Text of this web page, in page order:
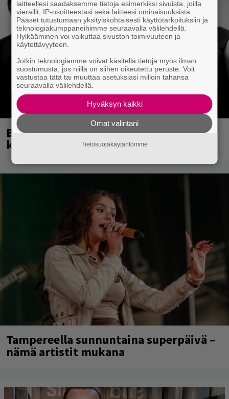
Blind Channel palasi tauolta – tältä
kuulostaa uusi musiikki
Tampereella sunnuntaina superpäivä –
nämä artistit mukana
laitteellesi saadaksemme tietoja esimerkiksi sivuista, joilla
vierailit, IP-osoitteestasi sekä laitteesi ominaisuuksista.
Pääset tutustumaan yksityiskohtaisesti käyttötarkoituksiin ja
teknologiakumppaneihimme seuraavalla välilehdellä.
Hylkääminen voi vaikuttaa sivuston toimivuuteen ja
käytettävyyteen.
Jotkin teknologiamme voivat käsitellä tietoja myös ilman
suostumusta, jos niillä on siihen oikeutettu peruste. Voit
vastustaa tätä tai muuttaa asetuksiasi milloin tahansa
seuraavalla välilehdellä.
Hyväksyn kaikki
Omat valintani
Tietosuojakäytäntömme